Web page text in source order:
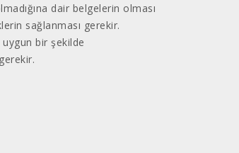
dair belgelerin olması
sağlanması gerekir.
bir şekilde